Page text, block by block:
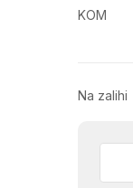
KOM
Na zalihi